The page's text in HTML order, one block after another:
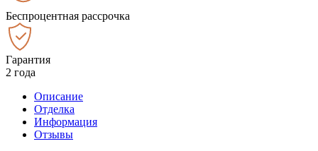
Беспроцентная рассрочка
Гарантия
2 года
Описание
Отделка
Информация
Отзывы